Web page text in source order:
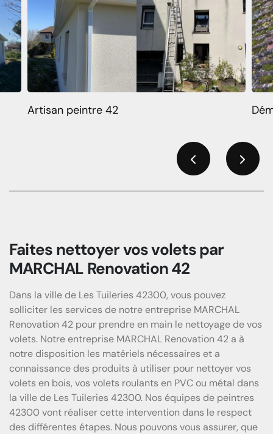
Artisan peintre 42
Faites nettoyer vos volets par
MARCHAL Renovation 42
Dans la ville de Les Tuileries 42300, vous pouvez
solliciter les services de notre entreprise MARCHAL
Renovation 42 pour prendre en main le nettoyage de vos
volets. Notre entreprise MARCHAL Renovation 42 a à
notre disposition les matériels nécessaires et a
connaissance des produits à utiliser pour nettoyer vos
volets en bois, vos volets roulants en PVC ou métal dans
la ville de Les Tuileries 42300. Nos équipes de peintres
42300 vont réaliser cette intervention dans le respect
des différentes étapes. Nous pouvons vous assurer, que